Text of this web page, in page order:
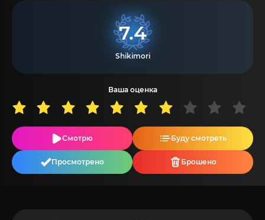
7.4
Shikimori
Ваша оценка
Смотрю Буду смотреть
Просмотрено Брошено